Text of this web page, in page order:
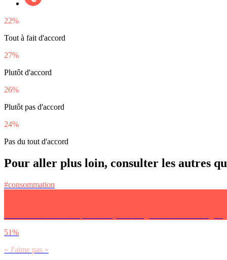
22%
Tout à fait d'accord
27%
Plutôt d'accord
26%
Plutôt pas d'accord
24%
Pas du tout d'accord
Pour aller plus loin, consulter les autres
#consommation
51%
« J'aime pas »